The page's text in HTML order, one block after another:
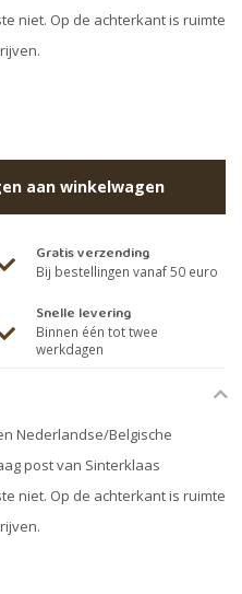
niet. Op de achterkant is ruimte
aan winkelwagen
Gratis verzending
Bij bestellingen vanaf 50 euro
Snelle levering
Binnen één tot twee
werkdagen
Nederlandse/Belgische
post van Sinterklaas
niet. Op de achterkant is ruimte